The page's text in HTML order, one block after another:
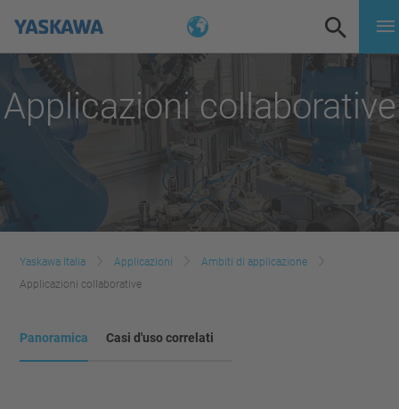
Applicazioni collaborative
Yaskawa Italia Applicazioni
Ambiti di applicazione
Applicazioni collaborative
Panoramica Casi d'uso correlati